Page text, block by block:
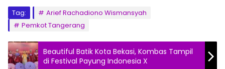
Tag:
Arief Rachadiono Wismansyah
Pemkot Tangerang
Beautiful Batik Kota Bekasi, Kombas Tampil
di Festival Payung Indonesia X